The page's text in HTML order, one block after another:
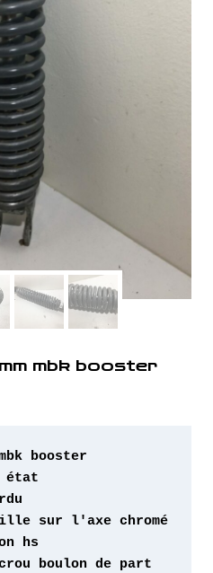
mbk booster
booster
état
sur l'axe chromé
hs
boulon de part